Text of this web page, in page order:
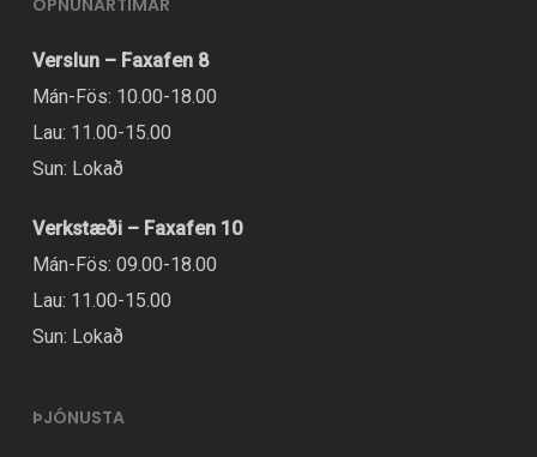
Verslun – Faxafen 8
Mán-Fös: 10.00-18.00
Lau: 11.00-15.00
Sun: Lokað
Verkstæði – Faxafen 10
Mán-Fös: 09.00-18.00
Lau: 11.00-15.00
Sun: Lokað
ÞJÓNUSTA